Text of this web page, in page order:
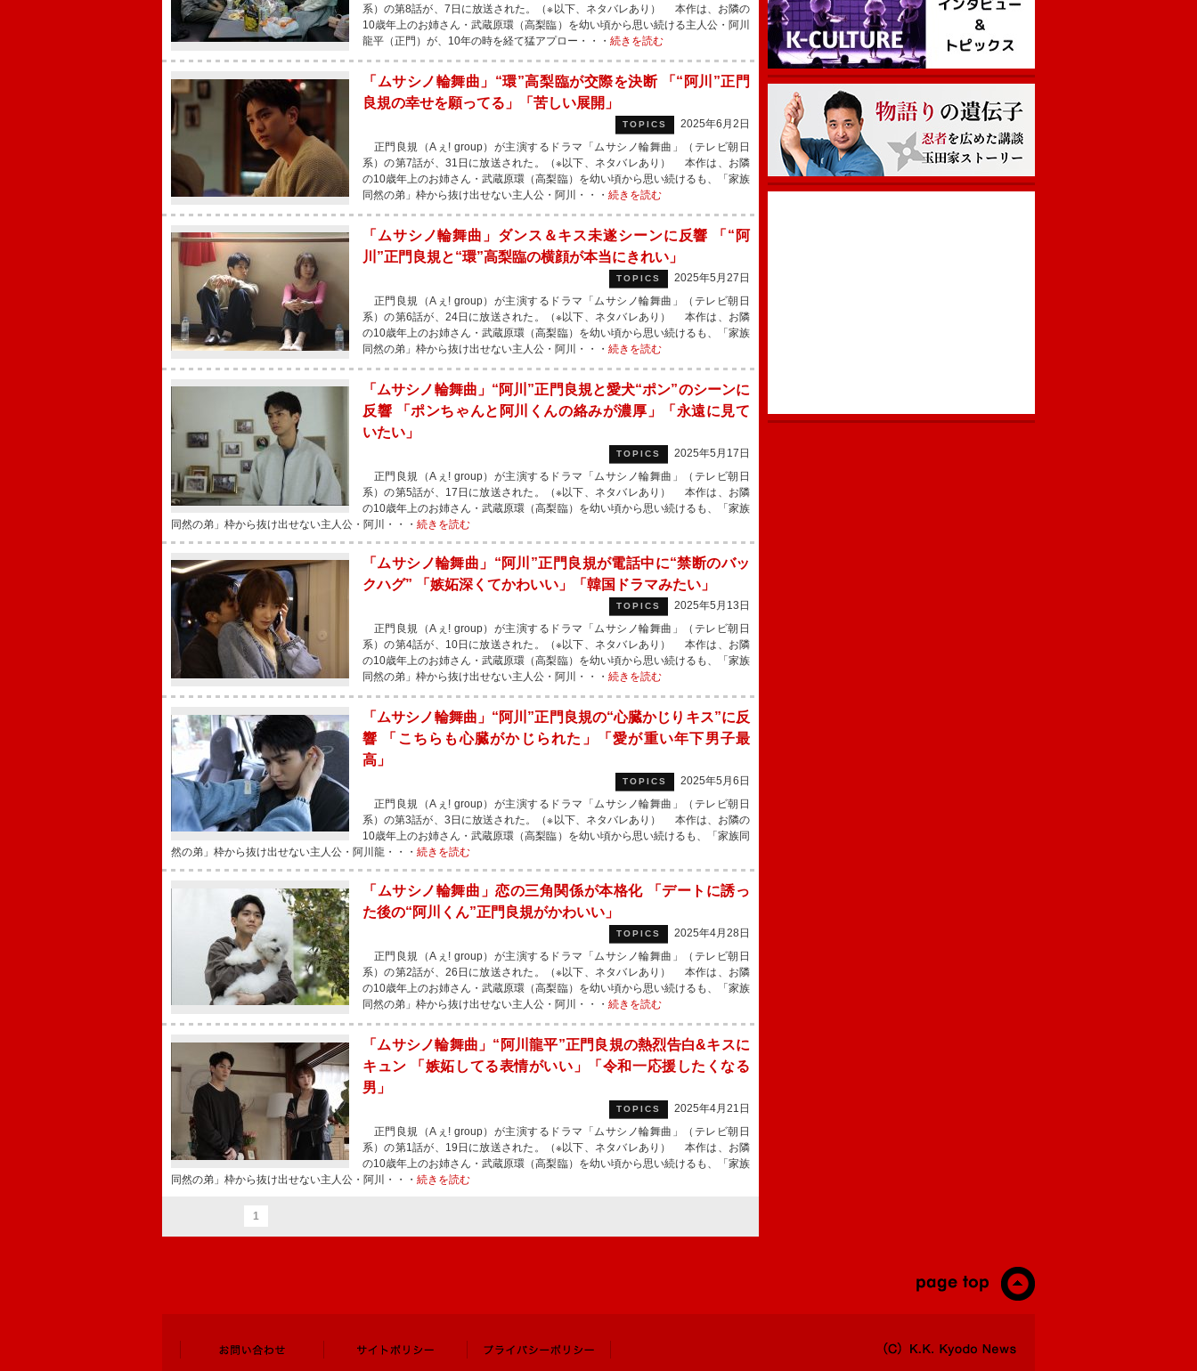
系）の第8話が、7日に放送された。（※以下、ネタバレあり） 本作は、お隣の
10歳年上のお姉さん・武蔵原環（高梨臨）を幼い頃から思い続ける主人公・阿川
龍平（正門）が、10年の時を経て猛アプロー・・・ 続きを読む
「ムサシノ輪舞曲」“環”高梨臨が交際を決断 「“阿川”正門
良規の幸せを願ってる」「苦しい展開」
TOPICS
2025年6月2日
正門良規（Aぇ! group）が主演するドラマ「ムサシノ輪舞曲」（テレビ朝日
系）の第7話が、31日に放送された。（※以下、ネタバレあり） 本作は、お隣
の10歳年上のお姉さん・武蔵原環（高梨臨）を幼い頃から思い続けるも、「家族
同然の弟」枠から抜け出せない主人公・阿川・・・ 続きを読む
「ムサシノ輪舞曲」ダンス＆キス未遂シーンに反響 「“阿
川”正門良規と“環”高梨臨の横顔が本当にきれい」
TOPICS
2025年5月27日
正門良規（Aぇ! group）が主演するドラマ「ムサシノ輪舞曲」（テレビ朝日
系）の第6話が、24日に放送された。（※以下、ネタバレあり） 本作は、お隣
の10歳年上のお姉さん・武蔵原環（高梨臨）を幼い頃から思い続けるも、「家族
同然の弟」枠から抜け出せない主人公・阿川・・・ 続きを読む
「ムサシノ輪舞曲」“阿川”正門良規と愛犬“ポン”のシーンに
反響 「ポンちゃんと阿川くんの絡みが濃厚」「永遠に見て
いたい」
TOPICS
2025年5月17日
正門良規（Aぇ! group）が主演するドラマ「ムサシノ輪舞曲」（テレビ朝日
系）の第5話が、17日に放送された。（※以下、ネタバレあり） 本作は、お隣
の10歳年上のお姉さん・武蔵原環（高梨臨）を幼い頃から思い続けるも、「家族
同然の弟」枠から抜け出せない主人公・阿川・・・ 続きを読む
「ムサシノ輪舞曲」“阿川”正門良規が電話中に“禁断のバッ
クハグ” 「嫉妬深くてかわいい」「韓国ドラマみたい」
TOPICS
2025年5月13日
正門良規（Aぇ! group）が主演するドラマ「ムサシノ輪舞曲」（テレビ朝日
系）の第4話が、10日に放送された。（※以下、ネタバレあり） 本作は、お隣
の10歳年上のお姉さん・武蔵原環（高梨臨）を幼い頃から思い続けるも、「家族
同然の弟」枠から抜け出せない主人公・阿川・・・ 続きを読む
「ムサシノ輪舞曲」“阿川”正門良規の“心臓かじりキス”に反
響 「こちらも心臓がかじられた」「愛が重い年下男子最
高」
TOPICS
2025年5月6日
正門良規（Aぇ! group）が主演するドラマ「ムサシノ輪舞曲」（テレビ朝日
系）の第3話が、3日に放送された。（※以下、ネタバレあり） 本作は、お隣の
10歳年上のお姉さん・武蔵原環（高梨臨）を幼い頃から思い続けるも、「家族同
然の弟」枠から抜け出せない主人公・阿川龍・・・ 続きを読む
「ムサシノ輪舞曲」恋の三角関係が本格化 「デートに誘っ
た後の“阿川くん”正門良規がかわいい」
TOPICS
2025年4月28日
正門良規（Aぇ! group）が主演するドラマ「ムサシノ輪舞曲」（テレビ朝日
系）の第2話が、26日に放送された。（※以下、ネタバレあり） 本作は、お隣
の10歳年上のお姉さん・武蔵原環（高梨臨）を幼い頃から思い続けるも、「家族
同然の弟」枠から抜け出せない主人公・阿川・・・ 続きを読む
「ムサシノ輪舞曲」“阿川龍平”正門良規の熱烈告白&キスに
キュン 「嫉妬してる表情がいい」「令和一応援したくなる
男」
TOPICS
2025年4月21日
正門良規（Aぇ! group）が主演するドラマ「ムサシノ輪舞曲」（テレビ朝日
系）の第1話が、19日に放送された。（※以下、ネタバレあり） 本作は、お隣
の10歳年上のお姉さん・武蔵原環（高梨臨）を幼い頃から思い続けるも、「家族
同然の弟」枠から抜け出せない主人公・阿川・・・ 続きを読む
1